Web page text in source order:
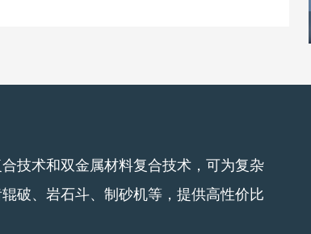
技术和双金属材料复合技术，可为复杂
破、岩石斗、制砂机等，提供高性价比